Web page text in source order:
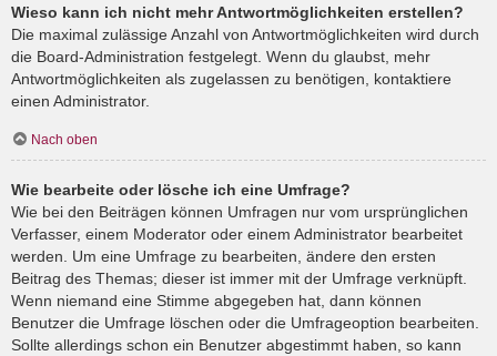
Wieso kann ich nicht mehr Antwortmöglichkeiten erstellen?
Die maximal zulässige Anzahl von Antwortmöglichkeiten wird durch
die Board-Administration festgelegt. Wenn du glaubst, mehr
Antwortmöglichkeiten als zugelassen zu benötigen, kontaktiere
einen Administrator.
Nach oben
Wie bearbeite oder lösche ich eine Umfrage?
Wie bei den Beiträgen können Umfragen nur vom ursprünglichen
Verfasser, einem Moderator oder einem Administrator bearbeitet
werden. Um eine Umfrage zu bearbeiten, ändere den ersten
Beitrag des Themas; dieser ist immer mit der Umfrage verknüpft.
Wenn niemand eine Stimme abgegeben hat, dann können
Benutzer die Umfrage löschen oder die Umfrageoption bearbeiten.
Sollte allerdings schon ein Benutzer abgestimmt haben, so kann